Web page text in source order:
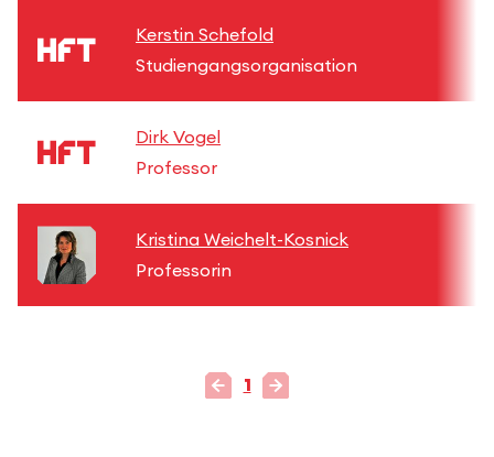
Kerstin Schefold
Studiengangsorganisation
Dirk Vogel
Professor
Kristina Weichelt-Kosnick
Professorin
1